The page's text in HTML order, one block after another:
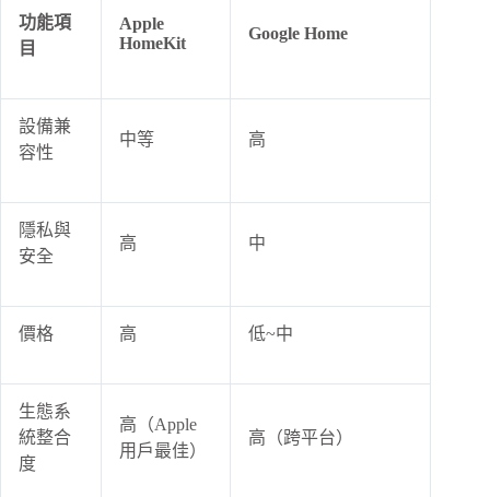
功能項
目
Apple
HomeKit
Google Home
設備兼
容性
中等 高
隱私與
安全
高 中
價格 高 低~中
生態系
統整合
度
高（Apple
用戶最佳）
高（跨平台）